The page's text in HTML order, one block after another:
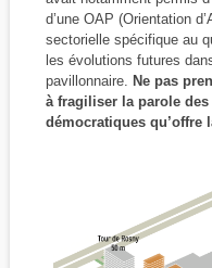
d’une OAP (Orientation
sectorielle spécifique au
les évolutions futures
pavillonnaire.
Ne pas
à fragiliser la parole des
démocratiques qu’offre